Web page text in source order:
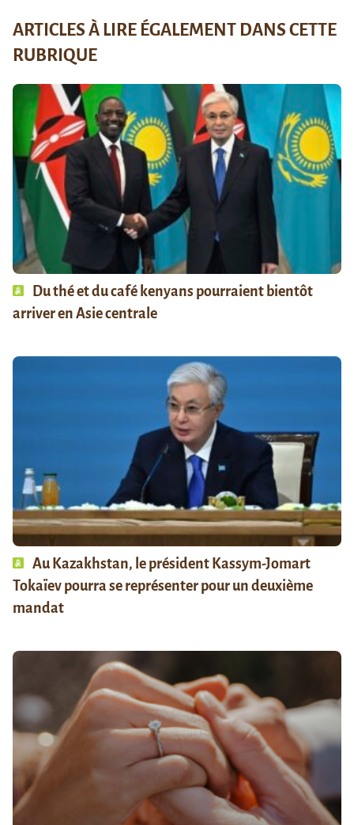
ARTICLES À LIRE ÉGALEMENT DANS CETTE
RUBRIQUE
Du thé et du café kenyans pourraient bientôt
arriver en Asie centrale
Au Kazakhstan, le président Kassym-Jomart
Tokaïev pourra se représenter pour un deuxième
mandat